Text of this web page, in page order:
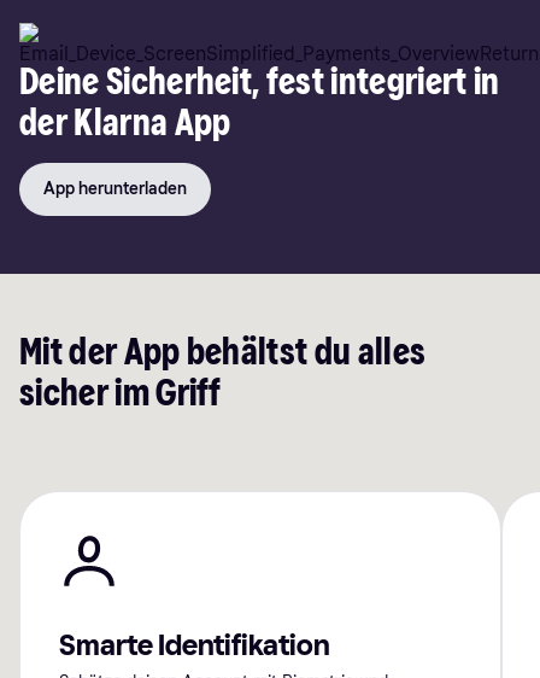
Deine Sicherheit, fest integriert in
der Klarna App
App herunterladen
Mit der App behältst du alles
sicher im Griff
Smarte Identifikation